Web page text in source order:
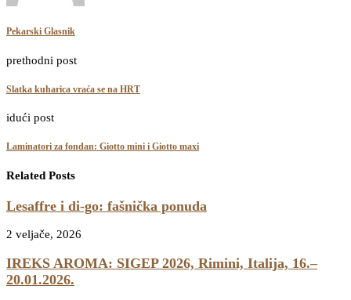
Pekarski Glasnik
prethodni post
Slatka kuharica vraća se na HRT
idući post
Laminatori za fondan: Giotto mini i Giotto maxi
Related Posts
Lesaffre i di-go: fašnička ponuda
2 veljače, 2026
IREKS AROMA: SIGEP 2026, Rimini, Italija, 16.–
20.01.2026.